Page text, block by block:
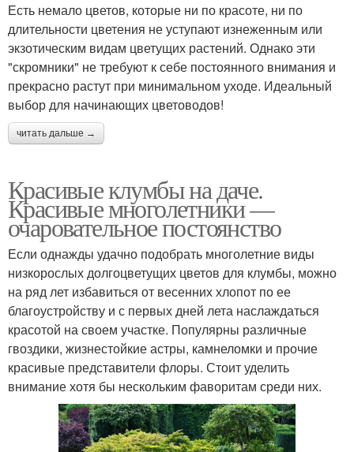
Клумбы для цветов Многоярусная клумба
Многоярусные клумбы Каскадная клумба
Вертикальная клумба Клумба из бутылок
Клумба из дерева Клумбы на участке
Клумба из кирпичей Ограждения для клумб
Клумбы из камней Клумбы из старых
Есть немало цветов, которые ни по красоте, ни по
длительности цветения не уступают изнеженным или
экзотическим видам цветущих растений. Однако эти
"скромники" не требуют к себе постоянного внимания и
прекрасно растут при минимальном уходе. Идеальный
выбор для начинающих цветоводов!
читать дальше →
Красивые клумбы на даче.
Красивые многолетники —
очаровательное постоянство
Если однажды удачно подобрать многолетние виды
низкорослых долгоцветущих цветов для клумбы, можно
на ряд лет избавиться от весенних хлопот по ее
благоустройству и с первых дней лета наслаждаться
красотой на своем участке. Популярны различные
гвоздики, жизнестойкие астры, камнеломки и прочие
красивые представители флоры. Стоит уделить
внимание хотя бы нескольким фаворитам среди них.